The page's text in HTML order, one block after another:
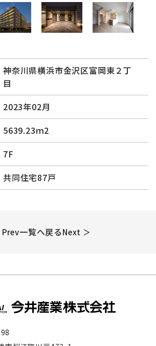
神奈川県横浜市金沢区富岡東２丁
目
2023年02月
5639.23ｍ2
7F
共同住宅87戸
Prev一覧へ戻るNext ＞